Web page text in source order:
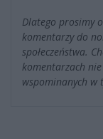
Dlatego prosimy
komentarzy do
społeczeństwa.
komentarzach
wspominanych w